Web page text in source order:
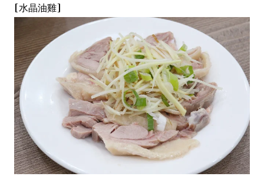
[水晶油雞]